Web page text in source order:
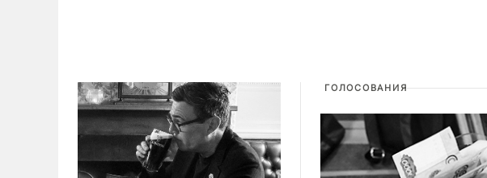
ГОЛОСОВАНИЯ